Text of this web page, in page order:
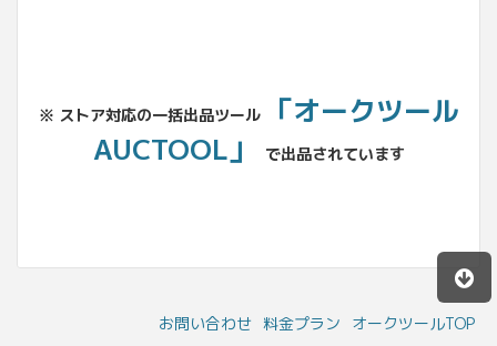
※ ストア対応の一括出品ツール
「オークツール
AUCTOOL」
で出品されています
お問い合わせ 料金プラン オークツールTOP